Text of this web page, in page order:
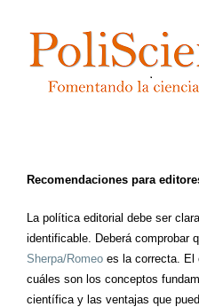
contenido
Recomendaciones para
La política editorial debe ser
identificable. Deberá comprobar
Sherpa/Romeo es la correcta. El
cuáles son los conceptos
científica y las ventajas que